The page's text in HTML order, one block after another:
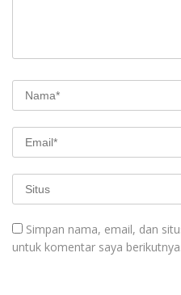
Simpan nama, email, dan
untuk komentar saya berikutnya.